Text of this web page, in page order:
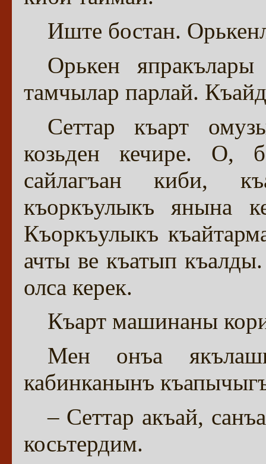
Иште бостан.
Орькен
тамчылар парлай.
Сеттар къарт
козьден кечире. О,
сайлагъан киби,
къоркъулыкъ янына
Къоркъулыкъ
ачты ве къатып
олса керек.
Къарт машинаны
Мен онъа
кабинканынъ
– Сеттар акъай,
косьтердим.